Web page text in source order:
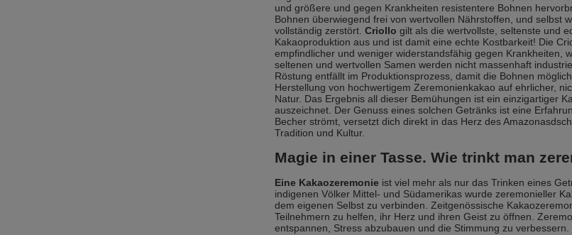
und größere und gegen Krankheiten resistentere Bohnen
Bohnen überwiegend frei von wertvollen Nährstoffen, und selbst
vollständig zerstört. Criollo gilt als die wertvollste, seltenste und
Kakaoproduktion aus und ist damit eine echte Kostbarkeit! Die
empfindlicher und weniger widerstandsfähig gegen Krankheiten,
seltenen und wertvollen Samen werden nicht massenhaft
Röstung entfällt im Produktionsprozess, damit die Bohnen
Herstellung von hochwertigem Zeremonienkakao auf ehrlicher,
Natur. Das Ergebnis all dieser Bemühungen ist ein einzigartiger
auszeichnet. Der Genuss eines solchen Getränks ist eine
Becher strömt, versetzt dich direkt in das Herz des
Tradition und Kultur.
Magie in einer Tasse. Wie trinkt man
Eine Kakaozeremonie ist viel mehr als nur das Trinken eines
indigenen Völker Mittel- und Südamerikas wurde zeremonieller
dem eigenen Selbst zu verbinden. Zeitgenössische
Teilnehmern zu helfen, ihr Herz und ihren Geist zu öffnen.
entspannen, Stress abzubauen und die Stimmung zu verbessern.